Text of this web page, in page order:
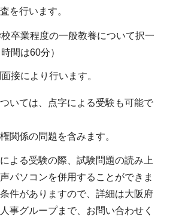
を行います。
卒業程度の一般教養について択一
間は60分）
接により行います。
いては、点字による受験も可能で
関係の問題を含みます。
よる受験の際、試験問題の読み上
パソコンを併用することができま
件がありますので、詳細は大阪府
事グループまで、お問い合わせく